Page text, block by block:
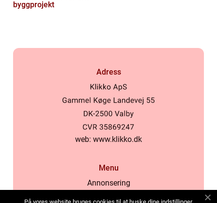
byggprojekt
Adress
web: www.klikko.dk
Menu
Annonsering